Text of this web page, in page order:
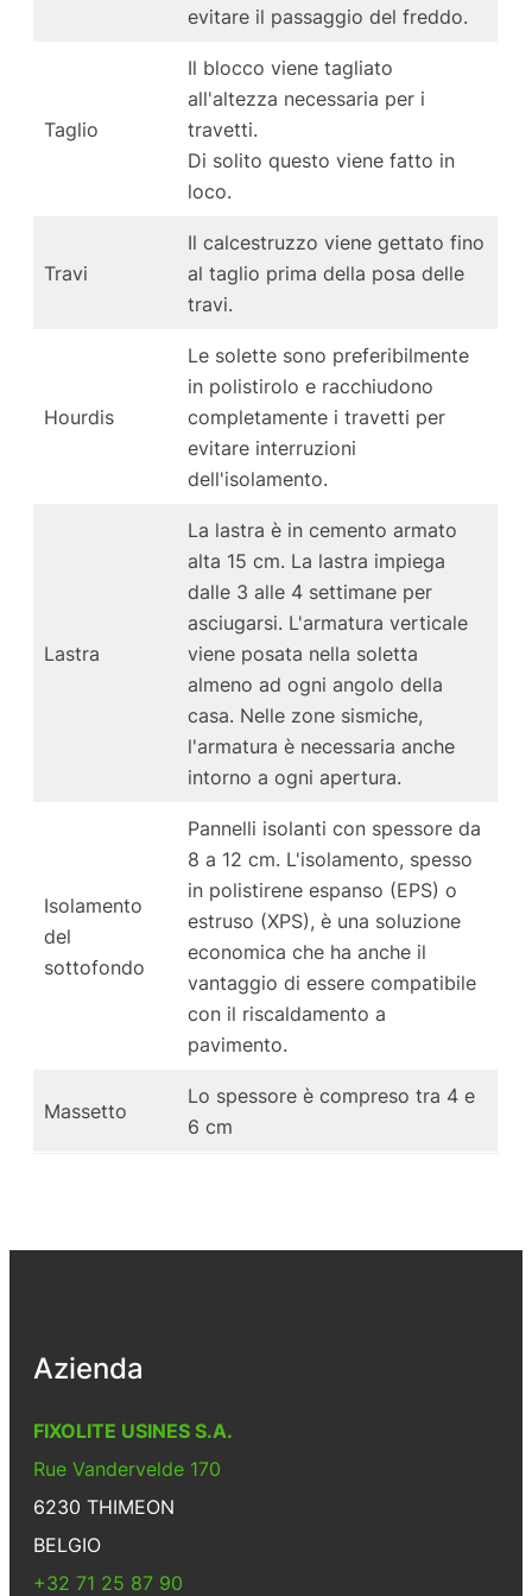
evitare il passaggio del freddo.
Taglio
Il blocco viene tagliato
all'altezza necessaria per i
travetti.
Di solito questo viene fatto in
loco.
Travi
Il calcestruzzo viene gettato fino
al taglio prima della posa delle
travi.
Hourdis
Le solette sono preferibilmente
in polistirolo e racchiudono
completamente i travetti per
evitare interruzioni
dell'isolamento.
Lastra
La lastra è in cemento armato
alta 15 cm. La lastra impiega
dalle 3 alle 4 settimane per
asciugarsi. L'armatura verticale
viene posata nella soletta
almeno ad ogni angolo della
casa. Nelle zone sismiche,
l'armatura è necessaria anche
intorno a ogni apertura.
Isolamento
del
sottofondo
Pannelli isolanti con spessore da
8 a 12 cm. L'isolamento, spesso
in polistirene espanso (EPS) o
estruso (XPS), è una soluzione
economica che ha anche il
vantaggio di essere compatibile
con il riscaldamento a
pavimento.
Massetto
Lo spessore è compreso tra 4 e
6 cm
Azienda
FIXOLITE USINES S.A.
Rue Vandervelde 170
6230 THIMEON
BELGIO
+32 71 25 87 90